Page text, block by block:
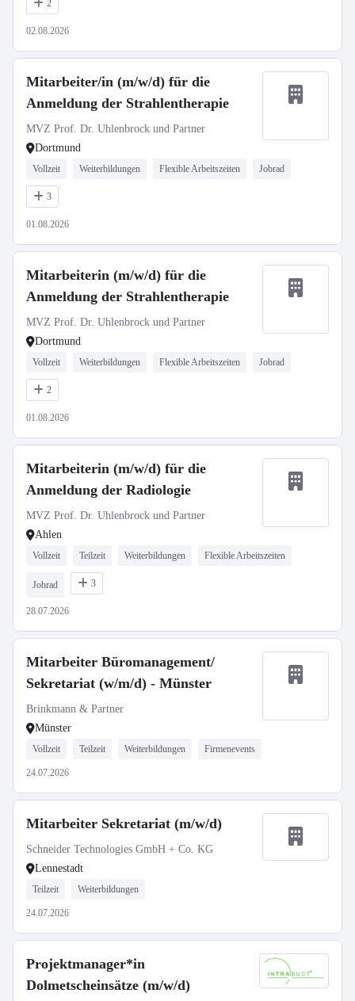
2
02.08.2026
Mitarbeiter/in (m/w/d) für die
Anmeldung der Strahlentherapie
MVZ Prof. Dr. Uhlenbrock und Partner
Dortmund
Vollzeit Weiterbildungen Flexible Arbeitszeiten Jobrad
3
01.08.2026
Mitarbeiterin (m/w/d) für die
Anmeldung der Strahlentherapie
MVZ Prof. Dr. Uhlenbrock und Partner
Dortmund
Vollzeit Weiterbildungen Flexible Arbeitszeiten Jobrad
2
01.08.2026
Mitarbeiterin (m/w/d) für die
Anmeldung der Radiologie
MVZ Prof. Dr. Uhlenbrock und Partner
Ahlen
Vollzeit Teilzeit Weiterbildungen Flexible Arbeitszeiten
Jobrad 3
28.07.2026
Mitarbeiter Büromanagement/
Sekretariat (w/m/d) - Münster
Brinkmann & Partner
Münster
Vollzeit Teilzeit Weiterbildungen Firmenevents
24.07.2026
Mitarbeiter Sekretariat (m/w/d)
Schneider Technologies GmbH + Co. KG
Lennestadt
Teilzeit Weiterbildungen
24.07.2026
Projektmanager*in
Dolmetscheinsätze (m/w/d)